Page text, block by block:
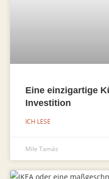
Eine einzigartige
Investition
ICH LESE
Mile Tamás